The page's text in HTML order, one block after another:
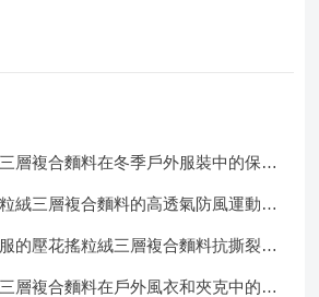
層複合麵料在冬季戶外服裝中的保暖
絨三層複合麵料的高透氣防風運動服
的壓花搖粒絨三層複合麵料抗撕裂與
層複合麵料在戶外風衣和夾克中的應